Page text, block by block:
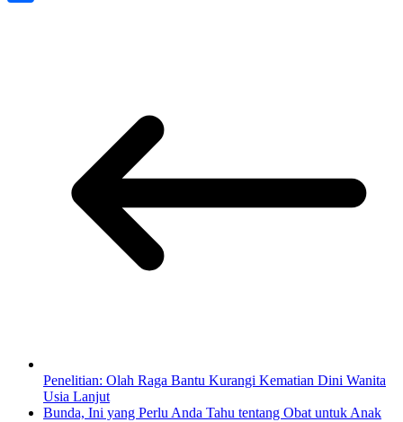
Penelitian: Olah Raga Bantu Kurangi Kematian Dini Wanita
Usia Lanjut
Bunda, Ini yang Perlu Anda Tahu tentang Obat untuk Anak